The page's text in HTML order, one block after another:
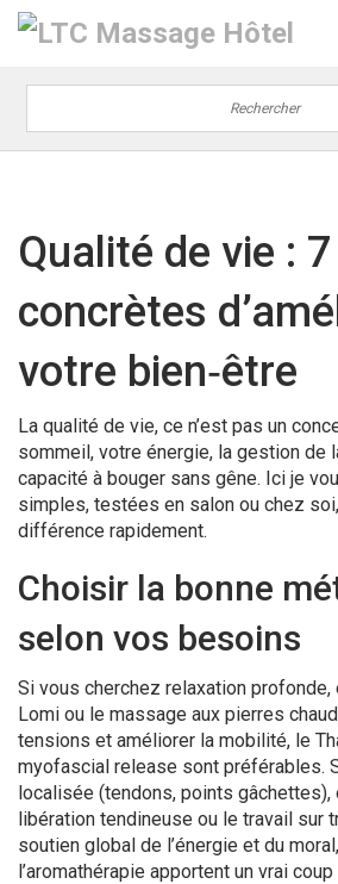
Qualité de vie :
concrètes
votre bien‑être
La qualité de vie, ce n’est pas un
sommeil, votre énergie, la gestion de
capacité à bouger sans gêne. Ici je
simples, testées en salon ou chez
différence rapidement.
Choisir la bonne
selon vos besoins
Si vous cherchez relaxation
Lomi ou le massage aux pierres
tensions et améliorer la mobilité, le
myofascial release sont préférables.
localisée (tendons, points gâchettes),
libération tendineuse ou le travail sur
soutien global de l’énergie et du
l’aromathérapie apportent un vrai